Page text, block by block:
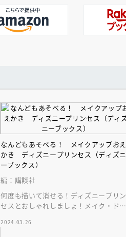
なんどもあそべる！ メイクアップおえ
かき ディズニープリンセス（ディズニ
ーブックス）
編：講談社
何度も描いて消せる！ディズニープリン
セスとおしゃれしましょ！メイク・ドレ
を詰め込んだ１冊
2024.03.26